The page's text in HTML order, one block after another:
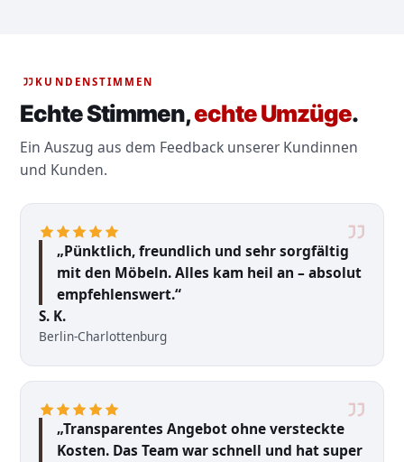
KUNDENSTIMMEN
Echte Stimmen,echte Umzüge.
Ein Auszug aus dem Feedback unserer Kundinnen
und Kunden.
„Pünktlich, freundlich und sehr sorgfältig
mit den Möbeln. Alles kam heil an – absolut
empfehlenswert.“
S. K.
Berlin-Charlottenburg
„Transparentes Angebot ohne versteckte
Kosten. Das Team war schnell und hat super